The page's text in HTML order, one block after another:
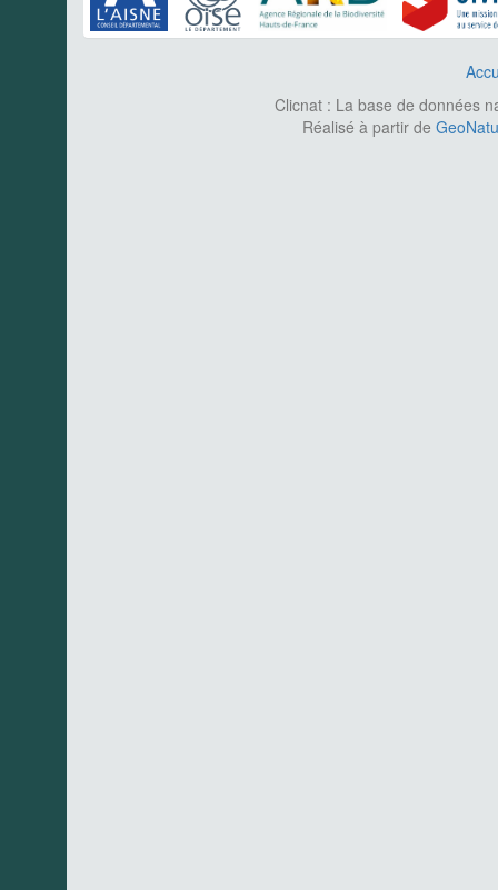
Clicnat : La base de données
Réalisé à partir de